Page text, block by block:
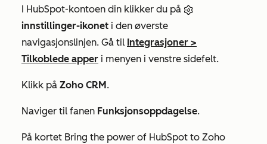
I HubSpot-kontoen din klikker du på
innstillinger-ikonet i den øverste
navigasjonslinjen. Gå til Integrasjoner >
Tilkoblede apper i menyen i venstre sidefelt.
Klikk på Zoho CRM.
Naviger til fanen Funksjonsoppdagelse.
På kortet Bring the power of HubSpot to Zoho